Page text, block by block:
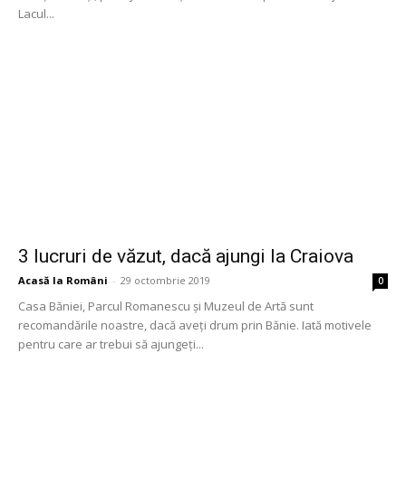
Lacul...
3 lucruri de văzut, dacă ajungi la Craiova
Acasă la Români - 29 octombrie 2019 0
Casa Băniei, Parcul Romanescu și Muzeul de Artă sunt
recomandările noastre, dacă aveți drum prin Bănie. Iată motivele
pentru care ar trebui să ajungeți...